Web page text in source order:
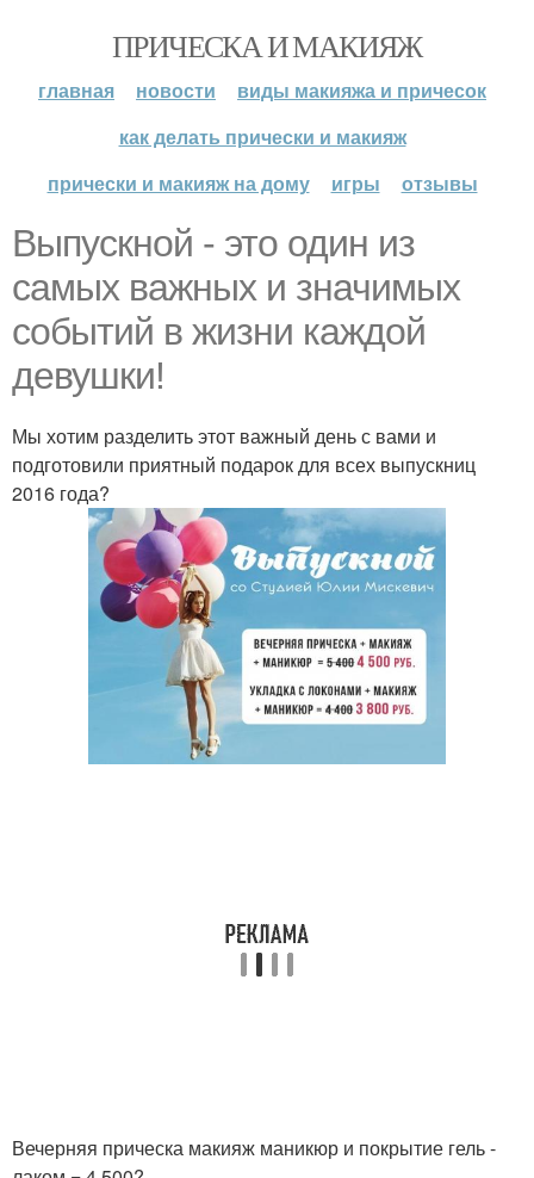
ПРИЧЕСКА И МАКИЯЖ
главная новости
виды макияжа и причесок
как делать прически и макияж
прически и макияж на дому
игры отзывы
Выпускной - это один из
самых важных и значимых
событий в жизни каждой
девушки!
Мы хотим разделить этот важный день с вами и
подготовили приятный подарок для всех выпускниц
2016 года?
Вечерняя прическа макияж маникюр и покрытие гель -